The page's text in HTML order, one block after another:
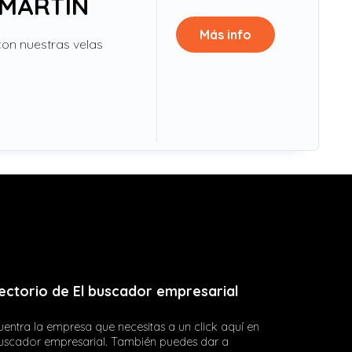
nuestras velas
Más info
de El buscador empresarial
la empresa que necesitas a un click aquí en
empresarial. También puedes dar a